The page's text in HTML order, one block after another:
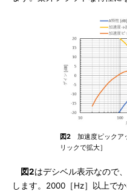
図2 加速度ピックア
リックで拡大］
図2はデシベル表示なので
します。2000［Hz］以上で